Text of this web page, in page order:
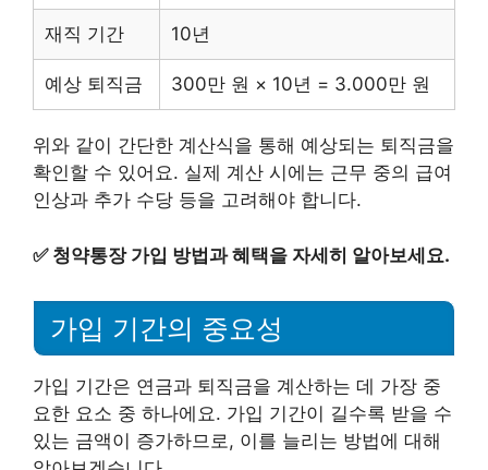
재직 기간 10년
예상 퇴직금 300만 원 × 10년 = 3.000만 원
위와 같이 간단한 계산식을 통해 예상되는 퇴직금을
확인할 수 있어요. 실제 계산 시에는 근무 중의 급여
인상과 추가 수당 등을 고려해야 합니다.
✅ 청약통장 가입 방법과 혜택을 자세히 알아보세요.
가입 기간의 중요성
가입 기간은 연금과 퇴직금을 계산하는 데 가장 중
요한 요소 중 하나에요. 가입 기간이 길수록 받을 수
있는 금액이 증가하므로, 이를 늘리는 방법에 대해